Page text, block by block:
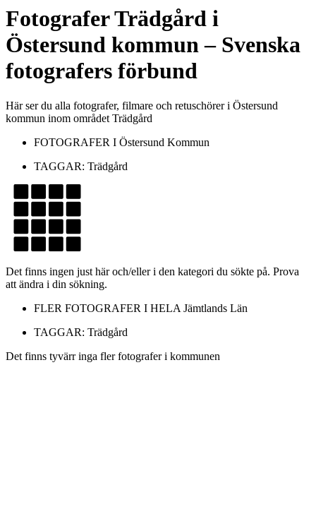
FotograferTrädgård i
Östersund kommun– Svenska
fotografers förbund
Här ser du alla fotografer, filmare och retuschörer i Östersund
kommun inom området Trädgård
FOTOGRAFER I Östersund Kommun
TAGGAR: Trädgård
Det finns ingen just här och/eller i den kategori du sökte på. Prova
att ändra i din sökning.
FLER FOTOGRAFER I HELA Jämtlands Län
TAGGAR: Trädgård
Det finns tyvärr inga fler fotografer i kommunen